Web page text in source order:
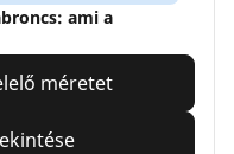
ami a
méretet